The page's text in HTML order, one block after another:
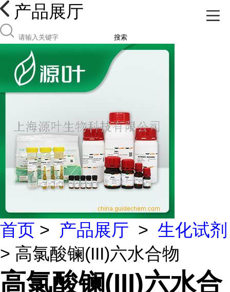
产品展厅
搜索
首页 > 产品展厅 > 生化试剂
> 高氯酸镧(III)六水合物
高氯酸镧(III)六水合